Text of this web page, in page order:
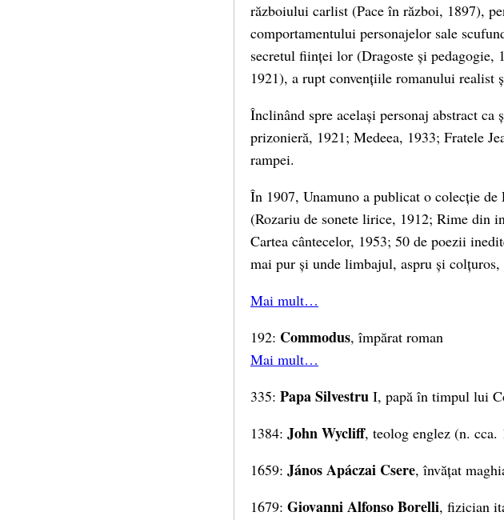
războiului carlist (Pace în război, 1897),
comportamentului personajelor sale
secretul ființei lor (Dragoste și pedagogie,
1921), a rupt convențiile romanului realist
Înclinând spre același personaj abstract ca
prizonieră, 1921; Medeea, 1933; Fratele
rampei.
În 1907, Unamuno a publicat o colecție
(Rozariu de sonete lirice, 1912; Rime din
Cartea cântecelor, 1953; 50 de poezii
mai pur și unde limbajul, aspru și colțuros,
Mai mult…
192: Commodus, împărat roman
Mai mult…
335: Papa Silvestru I, papă în timpul lui
1384: John Wycliff, teolog englez (n. cca.
1659: János Apáczai Csere, învățat
1679: Giovanni Alfonso Borelli, fizician